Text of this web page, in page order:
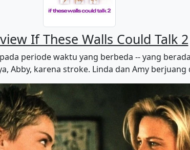
If These Walls Could Talk 2
periode waktu yang berbeda -- yang
Abby, karena stroke. Linda dan Amy